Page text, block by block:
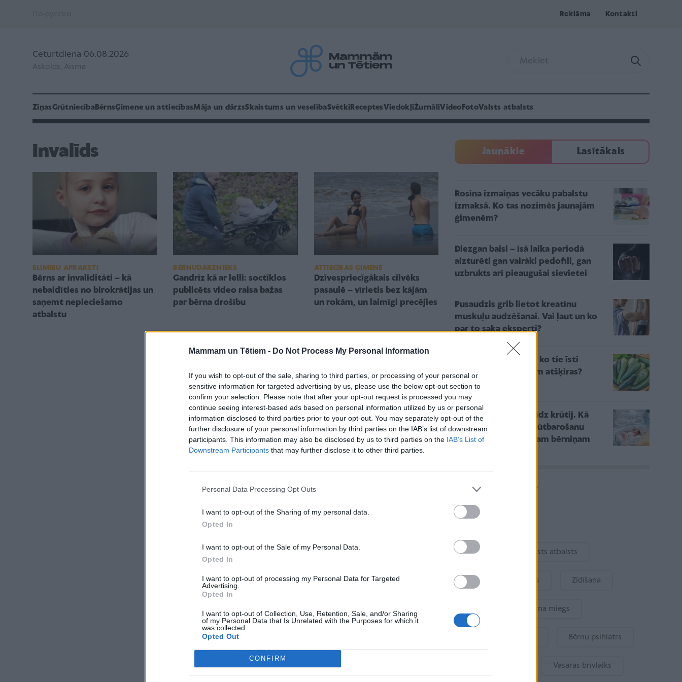
Mammam un Tētiem - Do Not Process My Personal Information
If you wish to opt-out of the sale, sharing to third parties, or processing of your personal or
sensitive information for targeted advertising by us, please use the below opt-out section to
confirm your selection. Please note that after your opt-out request is processed you may
continue seeing interest-based ads based on personal information utilized by us or personal
information disclosed to third parties prior to your opt-out. You may separately opt-out of the
further disclosure of your personal information by third parties on the IAB’s list of downstream
participants. This information may also be disclosed by us to third parties on the IAB’s List of
Downstream Participants that may further disclose it to other third parties.
Personal Data Processing Opt Outs
I want to opt-out of the Sharing of my personal data.
Opted In
I want to opt-out of the Sale of my Personal Data.
Opted In
I want to opt-out of processing my Personal Data for Targeted
Advertising.
Opted In
I want to opt-out of Collection, Use, Retention, Sale, and/or Sharing
of my Personal Data that Is Unrelated with the Purposes for which it
was collected.
Opted Out
CONFIRM
Reklāma Kontakti
Ceturtdiena 06.08.2026
Askolds, Aisma
ZiņasGrūtniecībaBērnsĢimene un attiecībasMāja un dārzsSkaistums un veselībaSvētki ReceptesViedokļiŽurnāliVideo FotoValsts atbalsts
Invalīds
SLIMĪBU APRAKSTI
Bērns ar invaliditāti – kā
nebaidīties no birokrātijas un
saņemt nepieciešamo
atbalstu
BĒRNUDĀRZNIEKS
Gandrīz kā ar lelli: soctīklos
publicēts video raisa bažas
par bērna drošību
ATTIECĪBAS ĢIMENĒ
Dzīvespriecīgākais cilvēks
pasaulē – vīrietis bez kājām
un rokām, un laimīgi precējies
Jaunākie Lasītākais
Rosina izmaiņas vecāku pabalstu
izmaksā. Ko tas nozīmēs jaunajām
ģimenēm?
Diezgan baisi – īsā laika periodā
aizturēti gan vairāki pedofili, gan
uzbrukts arī pieaugušai sievietei
Pusaudzis grib lietot kreatīnu
muskuļu audzēšanai. Vai ļaut un ko
par to saka eksperti?
Kabači vai cukini? Ar ko tie īsti
atšķiras un vai tiešām atšķiras?
Ceļš no inkubatora līdz krūtij. Kā
veiksmīgi īstenot krūtbarošanu
priekšlaikus dzimušam bērniņam
Vairāk rakstu
Ukraina Valsts atbalsts
Kur šodien atpūsties Zīdīšana
Bērna miegs
Bērnu psihiatrs
Vasaras brīvlaiks